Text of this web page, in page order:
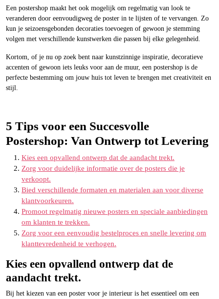
Een postershop maakt het ook mogelijk om regelmatig van look te
veranderen door eenvoudigweg de poster in te lijsten of te vervangen. Zo
kun je seizoensgebonden decoraties toevoegen of gewoon je stemming
volgen met verschillende kunstwerken die passen bij elke gelegenheid.
Kortom, of je nu op zoek bent naar kunstzinnige inspiratie, decoratieve
accenten of gewoon iets leuks voor aan de muur, een postershop is de
perfecte bestemming om jouw huis tot leven te brengen met creativiteit en
stijl.
5 Tips voor een Succesvolle
Postershop: Van Ontwerp tot Levering
Kies een opvallend ontwerp dat de aandacht trekt.
Zorg voor duidelijke informatie over de posters die je
verkoopt.
Bied verschillende formaten en materialen aan voor diverse
klantvoorkeuren.
Promoot regelmatig nieuwe posters en speciale aanbiedingen
om klanten te trekken.
Zorg voor een eenvoudig bestelproces en snelle levering om
klanttevredenheid te verhogen.
Kies een opvallend ontwerp dat de
aandacht trekt.
Bij het kiezen van een poster voor je interieur is het essentieel om een